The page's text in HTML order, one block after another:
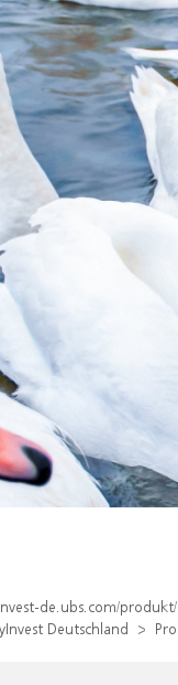
de.ubs.com/
Deutschland